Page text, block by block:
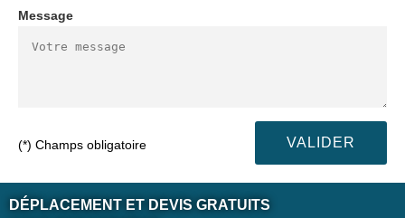
Message
(*) Champs obligatoire
DÉPLACEMENT ET DEVIS GRATUITS